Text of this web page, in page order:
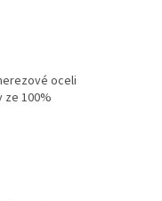
oceli
ze 100%